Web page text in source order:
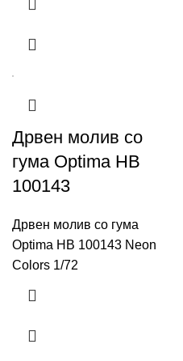
Дрвен молив со
гума Optima HB
100143
Дрвен молив со гума
Optima HB 100143 Neon
Colors 1/72